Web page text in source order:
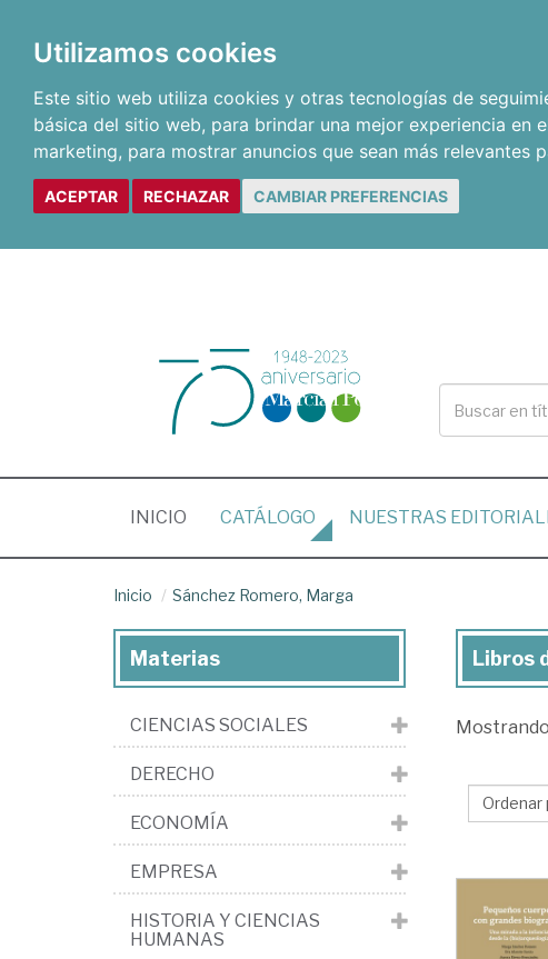
Utilizamos cookies
Este sitio web utiliza cookies y otras tecnologías de
básica del sitio web, para brindar una mejor experiencia en
marketing, para mostrar anuncios que sean más relevantes
ACEPTAR RECHAZAR CAMBIAR PREFERENCIAS
INICIO (CURRENT)
CATÁLOGO NUESTRAS
Inicio Sánchez Romero, Marga
Libros
Marga
Libros
Mostrando
Materias
CIENCIAS SOCIALES
DERECHO
ECONOMÍA
EMPRESA
HISTORIA Y CIENCIAS
HUMANAS